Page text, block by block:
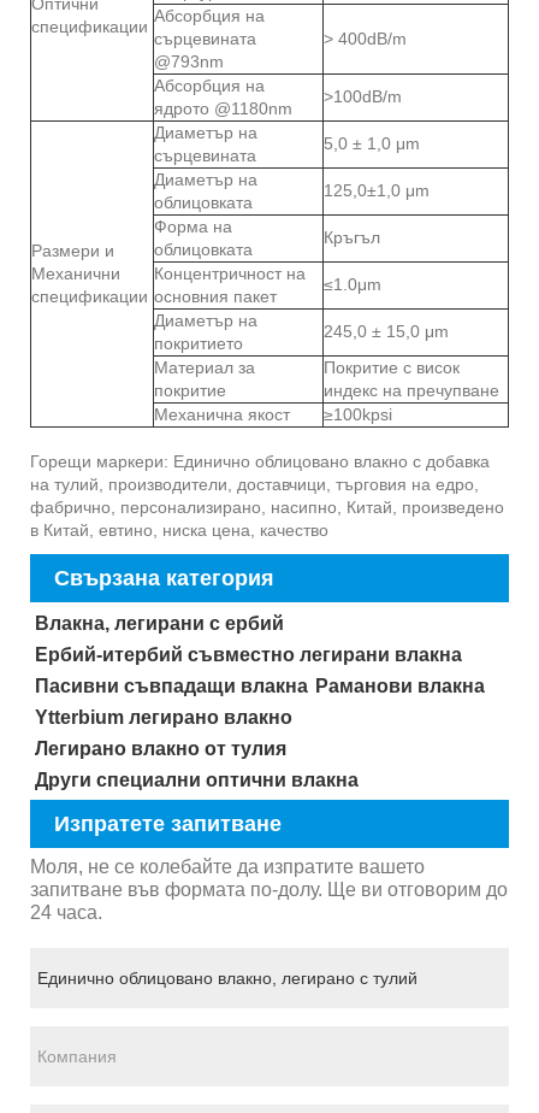
спецификации
Абсорбция на
сърцевината
@793nm
> 400dB/m
Абсорбция на
ядрото @1180nm
>100dB/m
Размери и
Механични
спецификации
Диаметър на
сърцевината
5,0 ± 1,0 μm
Диаметър на
облицовката
125,0±1,0 μm
Форма на
облицовката
Кръгъл
Концентричност на
основния пакет
≤1.0μm
Диаметър на
покритието
245,0 ± 15,0 μm
Материал за
покритие
Покритие с висок
индекс на пречупване
Механична якост
≥100kpsi
Горещи маркери: Единично облицовано влакно с добавка
на тулий, производители, доставчици, търговия на едро,
фабрично, персонализирано, насипно, Китай, произведено
в Китай, евтино, ниска цена, качество
Свързана категория
Влакна, легирани с ербий
Ербий-итербий съвместно легирани влакна
Пасивни съвпадащи влакна Раманови влакна
Ytterbium легирано влакно
Легирано влакно от тулия
Други специални оптични влакна
Изпратете запитване
Моля, не се колебайте да изпратите вашето
запитване във формата по-долу. Ще ви отговорим до
24 часа.